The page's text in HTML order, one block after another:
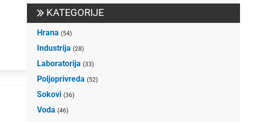
KATEGORIJE
Hrana (54)
Industrija (28)
Laboratorija (33)
Poljoprivreda (52)
Sokovi (36)
Voda (46)